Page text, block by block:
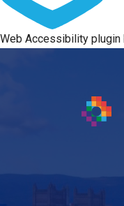
Web Accessibility plugin